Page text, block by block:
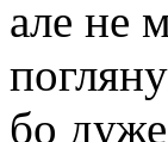
але не
бо